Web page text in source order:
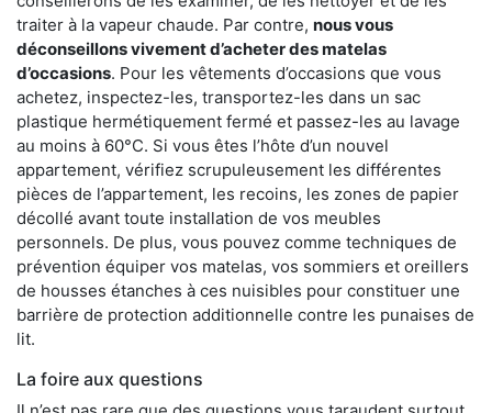
traiter à la vapeur chaude. Par contre, nous vous
déconseillons vivement d’acheter des matelas
d’occasions. Pour les vêtements d’occasions que vous
achetez, inspectez-les, transportez-les dans un sac
plastique hermétiquement fermé et passez-les au lavage
au moins à 60°C. Si vous êtes l’hôte d’un nouvel
appartement, vérifiez scrupuleusement les différentes
pièces de l’appartement, les recoins, les zones de papier
décollé avant toute installation de vos meubles
personnels. De plus, vous pouvez comme techniques de
prévention équiper vos matelas, vos sommiers et oreillers
de housses étanches à ces nuisibles pour constituer une
barrière de protection additionnelle contre les punaises de
lit.
La foire aux questions